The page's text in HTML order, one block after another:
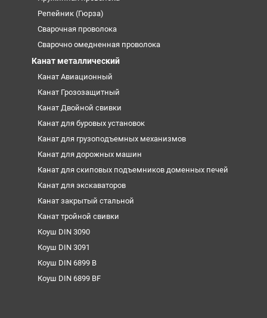
Репейник (Гюрза)
Сварочная проволока
Сварочно омедненная проволока
Канат металлический
Канат Авиационный
Канат Грозозащитный
Канат Двойной свивки
Канат для буровых установок
Канат для грузоподъемных механизмов
Канат для дорожных машин
Канат для скиповых подъемников доменных печей
Канат для экскаваторов
Канат закрытый стальной
Канат тройной свивки
Коуш DIN 3090
Коуш DIN 3091
Коуш DIN 6899 B
Коуш DIN 6899 BF